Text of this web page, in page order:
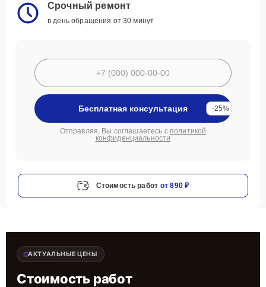
Срочный ремонт
в день обращения от 30 минут
Бесплатная консультация -25%
Отправляя, Вы соглашаетесь с политикой
конфиденциальности
Стоимость работ от 890 ₽
АКТУАЛЬНЫЕ ЦЕНЫ
Стоимость работ